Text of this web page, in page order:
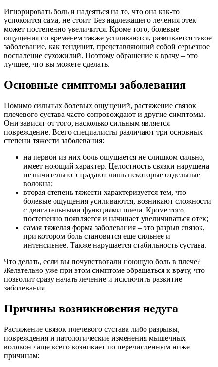
Игнорировать боль и надеяться на то, что она как-то
успокоится сама, не стоит. Без надлежащего лечения отек
может постепенно увеличится. Кроме того, болевые
ощущения со временем также усиливаются, развивается такое
заболевание, как тендинит, представляющий собой серьезное
воспаление сухожилий. Поэтому обращение к врачу – это
лучшее, что вы можете сделать.
Основные симптомы заболевания
Помимо сильных болевых ощущений, растяжение связок
плечевого сустава часто сопровождают и другие симптомы.
Они зависят от того, насколько сильным является
повреждение. Всего специалисты различают три основных
степени тяжести заболевания:
на первой из них боль ощущается не слишком сильно,
имеет ноющий характер. Целостность связки нарушена
незначительно, страдают лишь некоторые отдельные
волокна;
вторая степень тяжести характеризуется тем, что
болевые ощущения усиливаются, возникают сложности
с двигательными функциями плеча. Кроме того,
постепенно появляется и начинает увеличиваться отек;
самая тяжелая форма заболевания – это разрыв связок,
при котором боль становится еще сильнее и
интенсивнее. Также нарушается стабильность сустава.
Что делать, если вы почувствовали ноющую боль в плече?
Желательно уже при этом симптоме обращаться к врачу, что
позволит сразу начать лечение и исключить развитие
заболевания.
Причины возникновения недуга
Растяжение связок плечевого сустава либо разрывы,
повреждения и патологические изменения мышечных
волокон чаще всего возникает по перечисленным ниже
причинам: